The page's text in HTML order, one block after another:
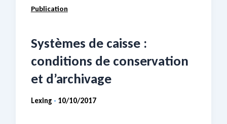
Publication
Systèmes de caisse :
conditions de conservation
et d’archivage
Lexing - 10/10/2017